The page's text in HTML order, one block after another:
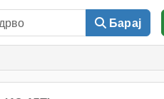
Барај